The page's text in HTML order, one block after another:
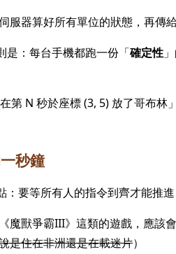
服器算好所有單位的狀態，再傳
是：每台手機都跑一份「確定性
第 N 秒於座標 (3, 5) 放了哥布
秒鐘
要等所有人的指令到齊才能推進
魔獸爭霸III》這類的遊戲，應該
是住在非洲還是在載迷片）